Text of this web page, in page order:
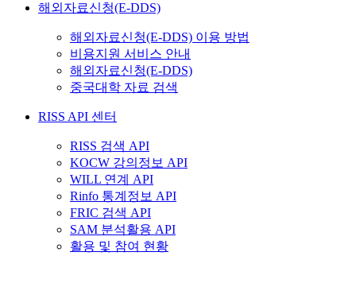
해외자료신청(E-DDS)
해외자료신청(E-DDS) 이용 방법
비용지원 서비스 안내
해외자료신청(E-DDS)
중국대학 자료 검색
RISS API 센터
RISS 검색 API
KOCW 강의정보 API
WILL 연계 API
Rinfo 통계정보 API
FRIC 검색 API
SAM 분석활용 API
활용 및 참여 현황